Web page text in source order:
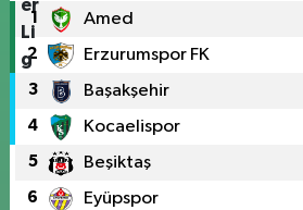
1 Amed
2 Erzurumspor FK
3 Başakşehir
4 Kocaelispor
5 Beşiktaş
6 Eyüpspor